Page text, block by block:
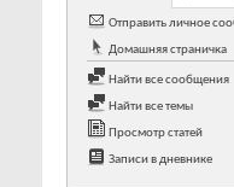
Отправить личное
Домашняя страничка
Найти все сообщения
Найти все темы
Просмотр статей
Записи в дневнике